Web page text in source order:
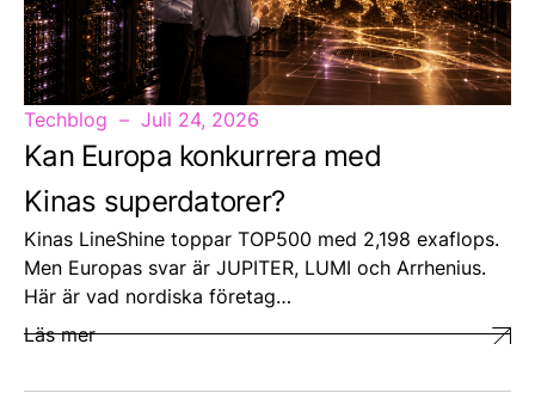
Techblog Juli 24, 2026
Kan Europa konkurrera med
Kinas superdatorer?
Kinas LineShine toppar TOP500 med 2,198 exaflops.
Men Europas svar är JUPITER, LUMI och Arrhenius.
Här är vad nordiska företag…
Läs mer